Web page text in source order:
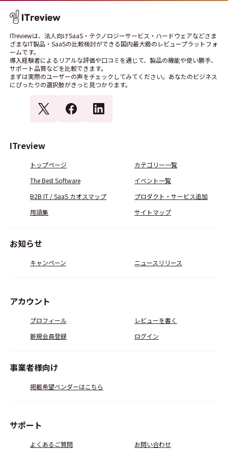
ITreviewは、法人向けSaaS・テクノロジーサービス・ハードウェアなどさま
ざまなIT製品・SaaSの比較検討ができる国内最大級のレビュープラットフォ
ームです。
導入経験者によるリアルな評価や口コミを通じて、製品の機能や使い勝手、
サポート品質などを比較できます。
まずは実際のユーザーの声をチェックしてみてください。あなたのビジネス
にぴったりの選択肢がきっと見つかります。
ITreview
トップページ
カテゴリー一覧
The Best Software
イベント一覧
B2B IT / SaaS カオスマップ
プロダクト・サービス追加
用語集
サイトマップ
お知らせ
キャンペーン ニュースリリース
アカウント
プロフィール
レビューを書く
新規会員登録
ログイン
事業者様向け
掲載希望ベンダーはこちら
サポート
よくあるご質問 お問い合わせ